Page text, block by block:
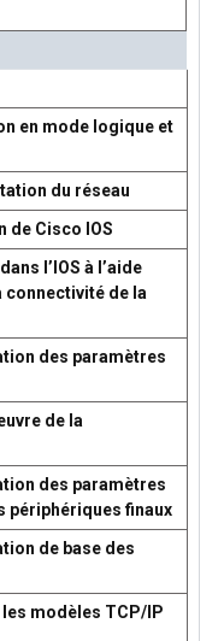
en mode logique et
du réseau
de Cisco IOS
l’IOS à l’aide
connectivité de la
des paramètres
de la
des paramètres
périphériques finaux
de base des
modèles TCP/IP